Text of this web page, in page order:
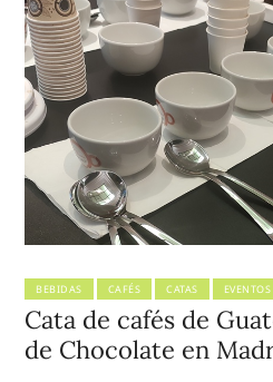
BEBIDAS CAFÉS CATAS EVENTOS
Cata de cafés de
de Chocolate en